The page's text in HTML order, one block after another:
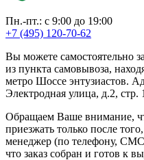
Пн.-пт.: с 9:00 до 19:00
+7 (495) 120-70-62
Вы можете самостоятельно
из пункта самовывоза,
метро Шоссе энтузиастов.
Электродная улица, д.2, стр.
Обращаем Ваше внимание,
приезжать только после
менеджер (по телефону,
что заказ собран и готов к